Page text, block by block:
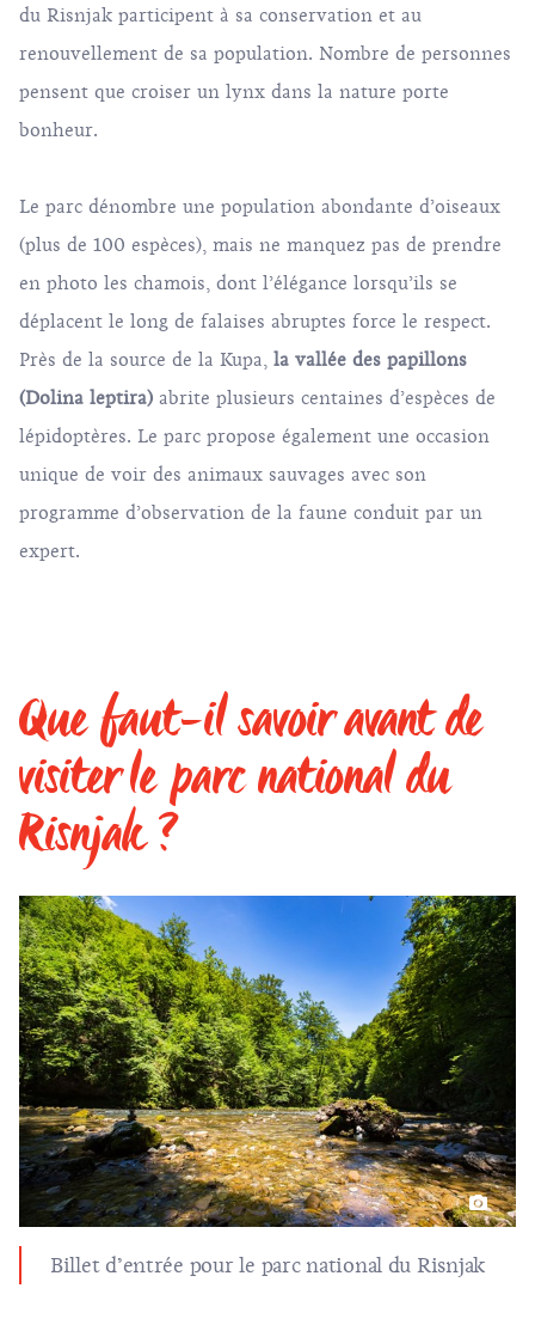
du Risnjak participent à sa conservation et au
renouvellement de sa population. Nombre de personnes
pensent que croiser un lynx dans la nature porte
bonheur.
Le parc dénombre une population abondante d’oiseaux
(plus de 100 espèces), mais ne manquez pas de prendre
en photo les chamois, dont l’élégance lorsqu’ils se
déplacent le long de falaises abruptes force le respect.
Près de la source de la Kupa, la vallée des papillons
(Dolina leptira) abrite plusieurs centaines d’espèces de
lépidoptères. Le parc propose également une occasion
unique de voir des animaux sauvages avec son
programme d’observation de la faune conduit par un
expert.
Que faut-il savoir avant de
visiter le parc national du
Risnjak ?
Billet d’entrée pour le parc national du Risnjak